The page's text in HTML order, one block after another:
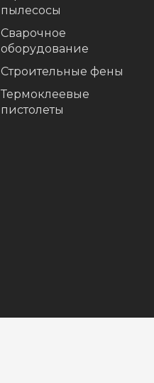
пылесосы
Сварочное
оборудование
Строительные фены
Термоклеевые
пистолеты